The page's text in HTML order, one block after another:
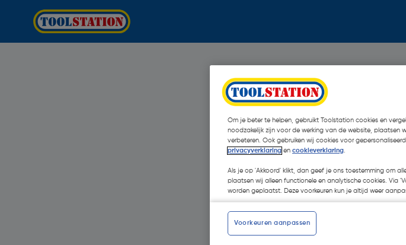
Om je beter te helpen, gebruikt Toolstation cookies en
noodzakelijk zijn voor de werking van de website, plaatsen
verbeteren. Ook gebruiken wij cookies voor
privacyverklaring en cookieverklaring.
Als je op 'Akkoord' klikt, dan geef je ons toestemming om
plaatsen wij alleen functionele en analytische cookies. Via
worden geplaatst. Deze voorkeuren kun je altijd weer
Voorkeuren aanpassen